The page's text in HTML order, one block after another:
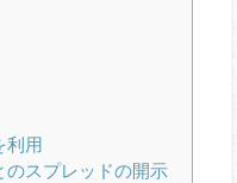
利用
スプレッドの開示